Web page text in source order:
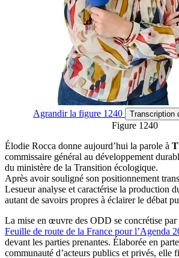
Agrandirla figure 1240 Transcription
Figure 1240
Élodie Rocca donne aujourd’hui la parole à
commissaire général au développement
du ministère de la Transition écologique.
Après avoir souligné son positionnement
Lesueur analyse et caractérise la production
autant de savoirs propres à éclairer le débat
La mise en œuvre des ODD se concrétise par
Feuille de route de la France pour l’Agenda
devant les parties prenantes. Élaborée en
communauté d’acteurs publics et privés, elle